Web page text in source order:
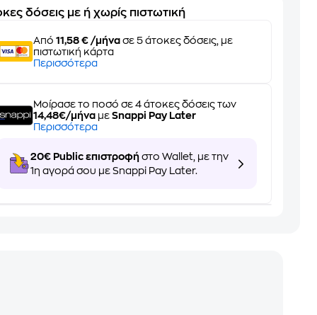
δόσεις με ή χωρίς πιστωτική
Από11,58 € /μήνα σε 5 άτοκες δόσεις, με
πιστωτική κάρτα
Περισσότερα
Μοίρασε το ποσό σε 4 άτοκες δόσεις των
14,48€/μήνα μεSnappi Pay Later
Περισσότερα
20€ Public επιστροφή στο Wallet, με την
1η αγορά σου με Snappi Pay Later.